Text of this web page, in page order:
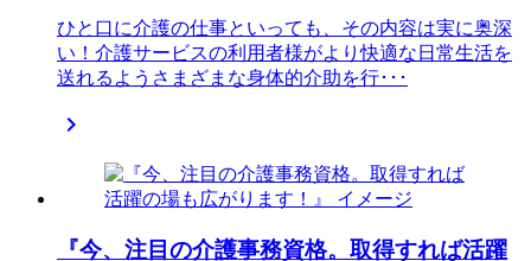
ひと口に介護の仕事といっても、その内容は実に奥深
い！介護サービスの利用者様がより快適な日常生活を
送れるようさまざまな身体的介助を行･･･

『今、注目の介護事務資格。取得すれば活躍